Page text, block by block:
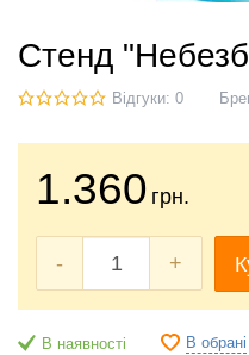
Стенд
Відгуки: 0
1.360 грн.
- +
В наявності В обрані